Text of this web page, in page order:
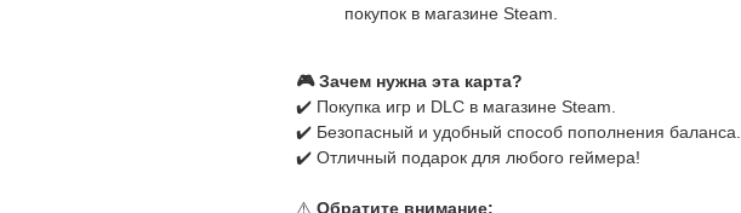
покупок в магазине Steam.
🎮 Зачем нужна эта карта?
✔️ Покупка игр и DLC в магазине Steam.
✔️ Безопасный и удобный способ пополнения баланса.
✔️ Отличный подарок для любого геймера!
⚠️ Обратите внимание: